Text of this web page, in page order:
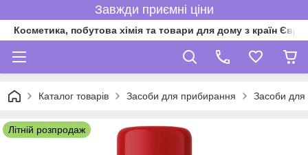
Завжди приємні ціни
Косметика, побутова хімія та товари для дому з країн
Каталог товарів Засоби для прибирання Засоби для
Літній розпродаж